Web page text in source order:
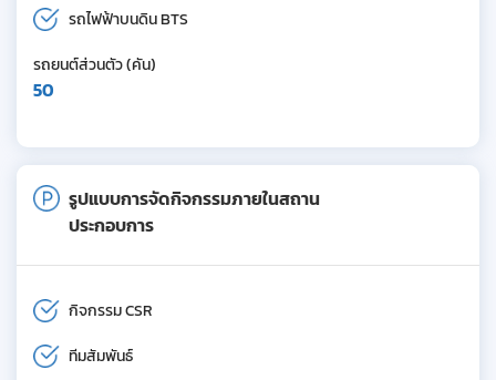
รถไฟฟ้าบนดิน BTS
รถยนต์ส่วนตัว (คัน)
50
รูปแบบการจัดกิจกรรมภายในสถาน
ประกอบการ
กิจกรรม CSR
ทีมสัมพันธ์